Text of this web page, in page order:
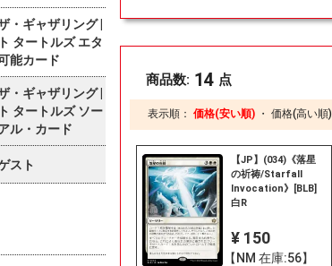
商品数: 14 点
表示順： 価格(安い順) ・ 価格(高い順)
【JP】(034)《落星
の祈祷/Starfall
Invocation》[BLB]
白R
¥ 150
【NM 在庫:56】